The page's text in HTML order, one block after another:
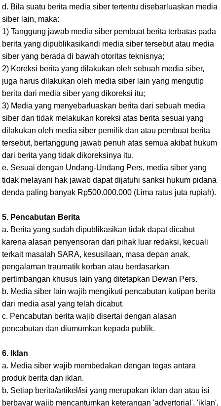
d. Bila suatu berita media siber tertentu disebarluaskan media
siber lain, maka:
1) Tanggung jawab media siber pembuat berita terbatas pada
berita yang dipublikasikandi media siber tersebut atau media
siber yang berada di bawah otoritas teknisnya;
2) Koreksi berita yang dilakukan oleh sebuah media siber,
juga harus dilakukan oleh media siber lain yang mengutip
berita dari media siber yang dikoreksi itu;
3) Media yang menyebarluaskan berita dari sebuah media
siber dan tidak melakukan koreksi atas berita sesuai yang
dilakukan oleh media siber pemilik dan atau pembuat berita
tersebut, bertanggung jawab penuh atas semua akibat hukum
dari berita yang tidak dikoreksinya itu.
e. Sesuai dengan Undang-Undang Pers, media siber yang
tidak melayani hak jawab dapat dijatuhi sanksi hukum pidana
denda paling banyak Rp500.000.000 (Lima ratus juta rupiah).
5. Pencabutan Berita
a. Berita yang sudah dipublikasikan tidak dapat dicabut
karena alasan penyensoran dari pihak luar redaksi, kecuali
terkait masalah SARA, kesusilaan, masa depan anak,
pengalaman traumatik korban atau berdasarkan
pertimbangan khusus lain yang ditetapkan Dewan Pers.
b. Media siber lain wajib mengikuti pencabutan kutipan berita
dari media asal yang telah dicabut.
c. Pencabutan berita wajib disertai dengan alasan
pencabutan dan diumumkan kepada publik.
6. Iklan
a. Media siber wajib membedakan dengan tegas antara
produk berita dan iklan.
b. Setiap berita/artikel/isi yang merupakan iklan dan atau isi
berbayar wajib mencantumkan keterangan 'advertorial', 'iklan',